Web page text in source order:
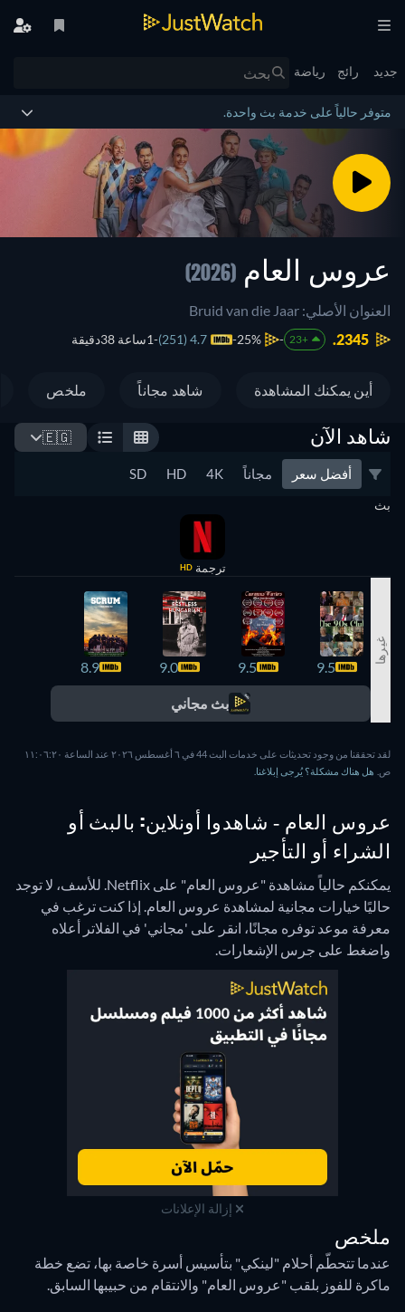
جديد رائج رياضة
متوفر حالياً على خدمة بث واحدة.
عروس العام (2026)
العنوان الأصلي: Bruid van die Jaar
2345.
+23
25%
4.7 (251) 1ساعة 38دقيقة
أين يمكنك المشاهدة شاهد مجاناً ملخص
شاهد الآن 🇪🇬
أفضل سعر مجاناً 4K
HD
SD
بث
ترجمة HD
غيرها
9.5
9.5
9.0
8.9
بث مجاني
لقد تحققنا من وجود تحديثات على خدمات البث 44 في ٦ أغسطس ٢٠٢٦ عند الساعة ١١:٠٦:٢٠
ص. هل هناك مشكلة؟ يُرجى إبلاغنا.
عروس العام - شاهدوا أونلاين: بالبث أو
الشراء أو التأجير
يمكنكم حالياً مشاهدة "عروس العام" على Netflix.
للأسف، لا توجد
حاليًا خيارات مجانية لمشاهدة عروس العام. إذا كنت ترغب في
معرفة موعد توفره مجانًا، انقر على 'مجاني' في الفلاتر أعلاه
واضغط على جرس الإشعارات.
إزالة الإعلانات
ملخص
عندما تتحطّم أحلام "لينكي" بتأسيس أسرة خاصة بها، تضع خطة
ماكرة للفوز بلقب "عروس العام" والانتقام من حبيبها السابق.